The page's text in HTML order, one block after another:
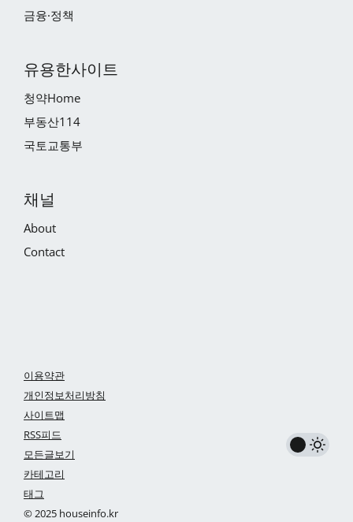
금융·정책
유용한사이트
청약Home
부동산114
국토교통부
채널
About
Contact
이용약관
개인정보처리방침
사이트맵
RSS피드
모든글보기
카테고리
태그
© 2025 houseinfo.kr